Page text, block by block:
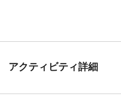
アクティビティ詳細